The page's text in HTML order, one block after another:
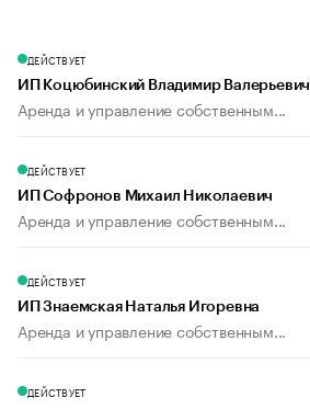
ДЕЙСТВУЕТ
ИП Коцюбинский Владимир Валерьевич
Аренда и управление собственным...
ДЕЙСТВУЕТ
ИП Софронов Михаил Николаевич
Аренда и управление собственным...
ДЕЙСТВУЕТ
ИП Знаемская Наталья Игоревна
Аренда и управление собственным...
ДЕЙСТВУЕТ